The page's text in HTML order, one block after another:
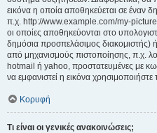
εικόνα η οποία αποθηκεύεται σε έναν
π.χ. http://www.example.com/my-
οι οποίες αποθηκεύονται στο
δημόσια προσπελάσιμος διακομιστής)
από μηχανισμούς πιστοποίησης, π.χ.
hotmail ή yahoo, προστατευμένες με
να εμφανιστεί η εικόνα χρησιμοποιήστε
Κορυφή
Τι είναι οι γενικές ανακοινώσεις;